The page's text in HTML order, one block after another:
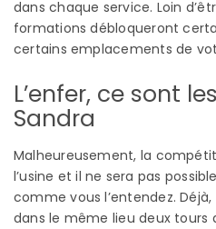
dans chaque service. Loin
formations débloqueront
certains emplacements de
L’enfer, ce sont
Sandra
Malheureusement, la
l’usine et il ne sera pas
comme vous l’entendez.
dans le même lieu deux tours